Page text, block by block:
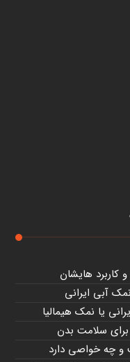
کاربرد هایشان
آبی ایرانی
یا نمک هیمالیا
سلامت بدن
چه خواصی دارد